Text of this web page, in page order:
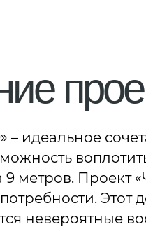
идеальное
метров. Проект
Этот
невероятные